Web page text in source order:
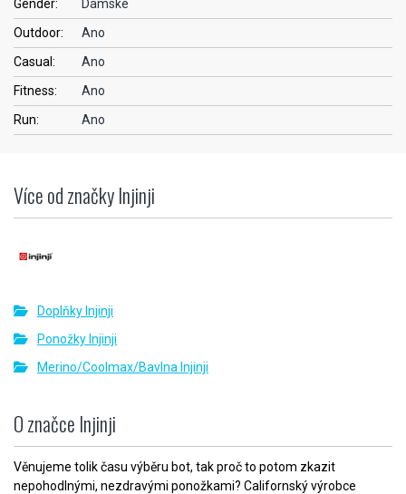
Gender:
Dámské
Outdoor:
Ano
Casual:
Ano
Fitness:
Ano
Run:
Ano
Více od značky Injinji
Doplňky Injinji
Ponožky Injinji
Merino/Coolmax/Bavlna Injinji
O značce Injinji
Věnujeme tolik času výběru bot, tak proč to potom zkazit
nepohodlnými, nezdravými ponožkami? Californský výrobce